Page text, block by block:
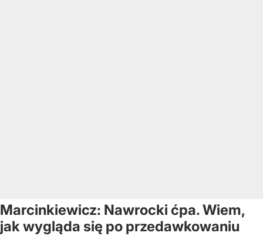
Marcinkiewicz: Nawrocki ćpa. Wiem,
jak wygląda się po przedawkowaniu